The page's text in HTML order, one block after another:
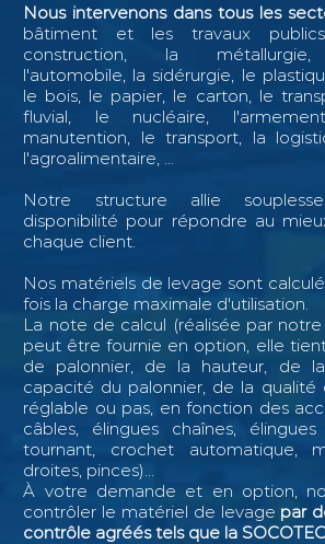
Nous intervenons dans tous les
bâtiment et les travaux
construction, la métallurgie,
l'automobile, la sidérurgie, le
le bois, le papier, le carton, le
fluvial, le nucléaire,
manutention, le transport, la
l'agroalimentaire, ...
Notre structure allie
disponibilité pour répondre au
chaque client.
Nos matériels de levage sont
fois la charge maximale d'utilisation.
La note de calcul (réalisée par
peut être fournie en option, elle
de palonnier, de la hauteur, de
capacité du palonnier, de la qualité
réglable ou pas, en fonction des
câbles, élingues chaînes,
tournant, crochet automatique,
droites, pinces)...
À votre demande et en option,
contrôler le matériel de levage par
contrôle agréés tels que la